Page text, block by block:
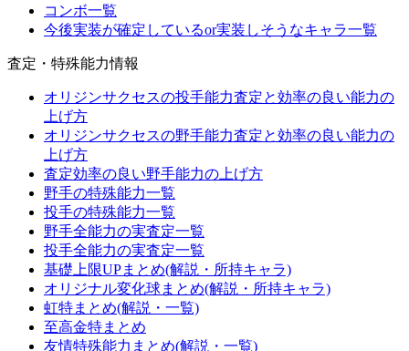
コンボ一覧
今後実装が確定しているor実装しそうなキャラ一覧
査定・特殊能力情報
オリジンサクセスの投手能力査定と効率の良い能力の
上げ方
オリジンサクセスの野手能力査定と効率の良い能力の
上げ方
査定効率の良い野手能力の上げ方
野手の特殊能力一覧
投手の特殊能力一覧
野手全能力の実査定一覧
投手全能力の実査定一覧
基礎上限UPまとめ(解説・所持キャラ)
オリジナル変化球まとめ(解説・所持キャラ)
虹特まとめ(解説・一覧)
至高金特まとめ
友情特殊能力まとめ(解説・一覧)